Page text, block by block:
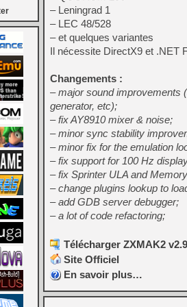
– Leningrad 1
– LEC 48/528
– et quelques variantes
Il nécessite DirectX9 et .NET
Changements :
– major sound improvements
generator, etc);
– fix AY8910 mixer & noise;
– minor sync stability
– minor fix for the emulation
– fix support for 100 Hz
– fix Sprinter ULA and
– change plugins lookup to
– add GDB server debugger;
– a lot of code refactoring;
Télécharger ZXMAK2
Site Officiel
En savoir plus…